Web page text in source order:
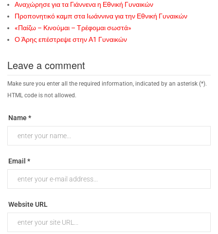
Αναχώρησε για τα Γιάννενα η Εθνική Γυναικών
Προπονητικό καμπ στα Ιωάννινα για την Εθνική Γυναικών
«Παίζω – Κινούμαι – Τρέφομαι σωστά»
Ο Άρης επέστρεψε στην Α1 Γυναικών
Leave a comment
Make sure you enter all the required information, indicated by an asterisk (*).
HTML code is not allowed.
Name *
Email *
Website URL